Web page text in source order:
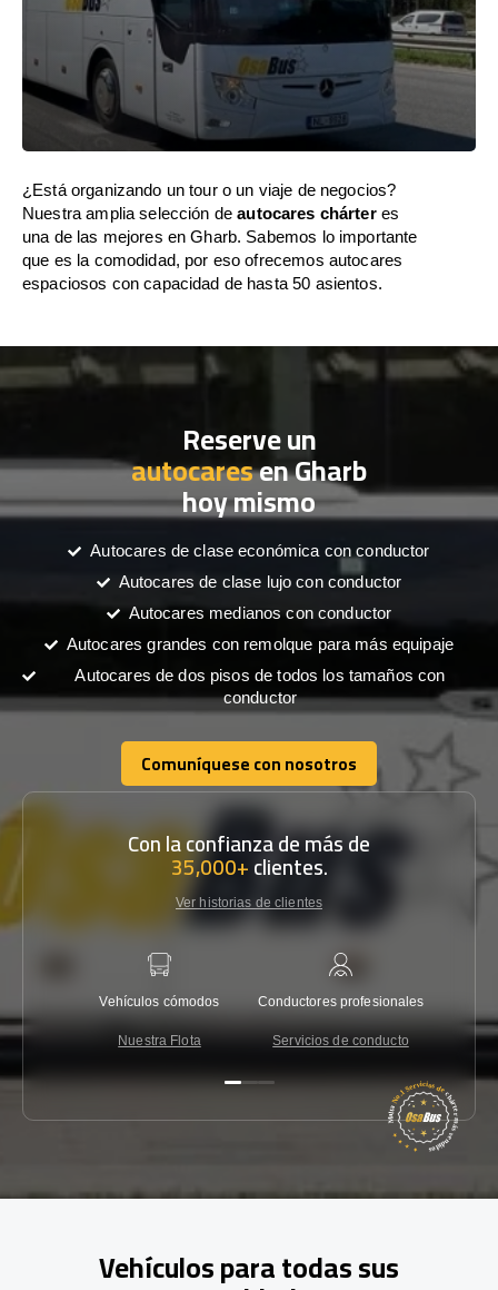
¿Está organizando un tour o un viaje de negocios?
Nuestra amplia selección deautocares chárteres
una de las mejores en Gharb. Sabemos lo importante
que es la comodidad, por eso ofrecemos autocares
espaciosos con capacidad de hasta 50 asientos.
Reserve un
autocaresen Gharb
hoy mismo
Autocares de clase económica con conductor
Autocares de clase lujo con conductor
Autocares medianos con conductor
Autocares grandes con remolque para más equipaje
Autocares de dos pisos de todos los tamaños con
conductor
Comuníquese con nosotros
Comuníquese con nosotros
Con la confianza de más de
35,000+clientes.
Ver historias de clientes
Vehículos cómodos
Nuestra Flota
Conductores profesionales
Servicios de conducto
Vehículos para todas sus